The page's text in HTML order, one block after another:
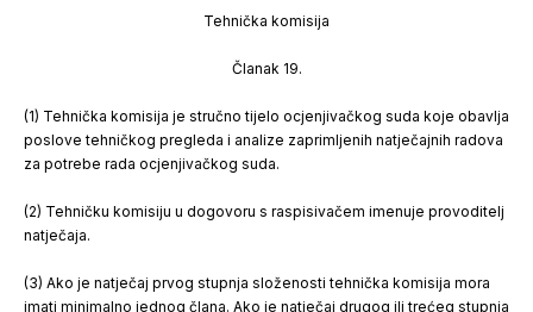
Tehnička komisija
Članak 19.
(1) Tehnička komisija je stručno tijelo ocjenjivačkog suda koje obavlja
poslove tehničkog pregleda i analize zaprimljenih natječajnih radova
za potrebe rada ocjenjivačkog suda.
(2) Tehničku komisiju u dogovoru s raspisivačem imenuje provoditelj
natječaja.
(3) Ako je natječaj prvog stupnja složenosti tehnička komisija mora
imati minimalno jednog člana. Ako je natječaj drugog ili trećeg stupnja